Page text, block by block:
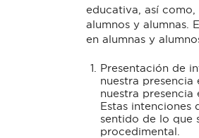
educativa, así
alumnos y alumnas.
en alumnas y
Presentación de
nuestra presencia
nuestra presencia
Estas intenciones
sentido de lo que
procedimental.